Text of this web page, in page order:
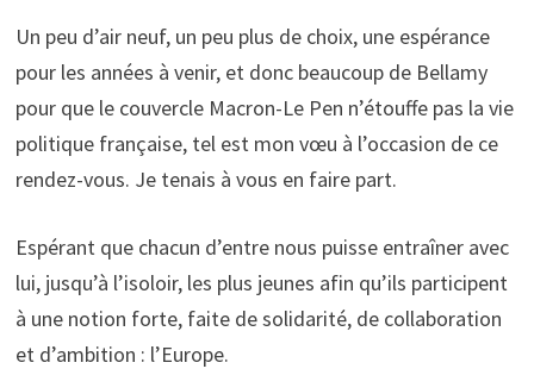
Un peu d’air neuf, un peu plus de choix, une espérance
pour les années à venir, et donc beaucoup de Bellamy
pour que le couvercle Macron-Le Pen n’étouffe pas la vie
politique française, tel est mon vœu à l’occasion de ce
rendez-vous. Je tenais à vous en faire part.
Espérant que chacun d’entre nous puisse entraîner avec
lui, jusqu’à l’isoloir, les plus jeunes afin qu’ils participent
à une notion forte, faite de solidarité, de collaboration
et d’ambition : l’Europe.